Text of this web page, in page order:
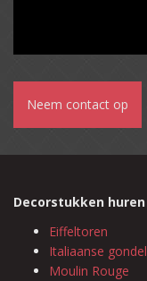
Neem contact op
Decorstukken huren
Eiffeltoren
Italiaanse gondel
Moulin Rouge